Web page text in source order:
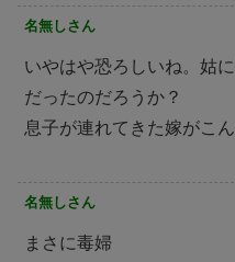
名無しさん
いやはや恐ろしいね。姑
だったのだろうか？
息子が連れてきた嫁がこ
名無しさん
まさに毒婦